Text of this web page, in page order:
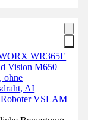
WR365E
Vision M650
ohne
AI
Roboter VSLAM